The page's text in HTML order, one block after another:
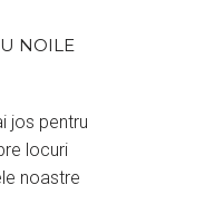
NOILE
jos pentru
locuri
noastre